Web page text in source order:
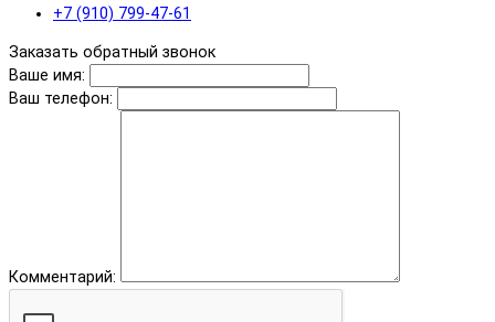
+7 (910) 799-47-61
Заказать обратный звонок
Ваше имя:
Ваш телефон:
Комментарий: